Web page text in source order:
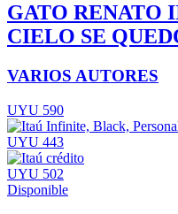
GATO RENATO
CIELO SE
VARIOS AUTORES
UYU 590
UYU 443
UYU 502
Disponible